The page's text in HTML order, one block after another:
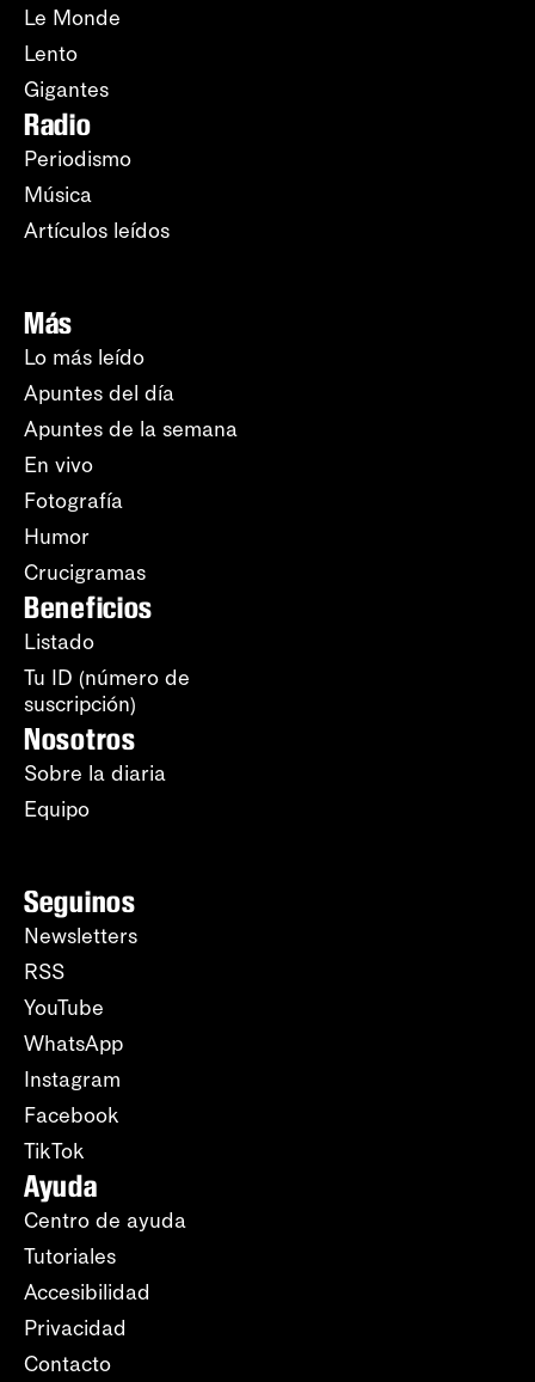
Le Monde
Lento
Gigantes
Radio
Periodismo
Música
Artículos leídos
Más
Lo más leído
Apuntes del día
Apuntes de la semana
En vivo
Fotografía
Humor
Crucigramas
Beneficios
Listado
Tu ID (número de
suscripción)
Nosotros
Sobre la diaria
Equipo
Seguinos
Newsletters
RSS
YouTube
WhatsApp
Instagram
Facebook
TikTok
Ayuda
Centro de ayuda
Tutoriales
Accesibilidad
Privacidad
Contacto